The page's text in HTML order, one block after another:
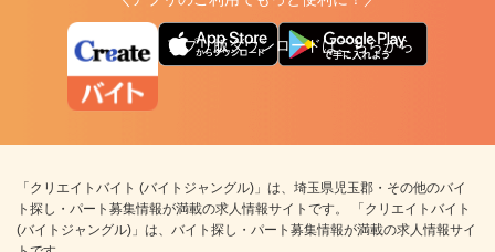
アプリ版ダウンロードはこちらから
「クリエイトバイト (バイトジャングル)」は、埼玉県児玉郡・その他のバイ
ト探し・パート募集情報が満載の求人情報サイトです。 「クリエイトバイト
(バイトジャングル)」は、バイト探し・パート募集情報が満載の求人情報サイ